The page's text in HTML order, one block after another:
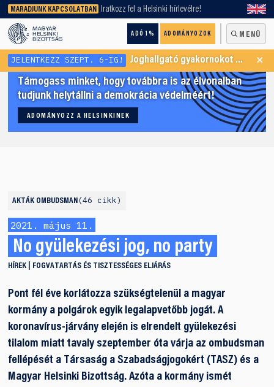
MARADJUNK KAPCSOLATBAN Iratkozz fel a Helsinki hírlevélre!
ADÓ 1% ADOMÁNYOZOK MENÜ
keresőnket!
JELENTKEZZ SZEPT. 6-IG! Joghallgató gyakornokot keresünk Menekültügyi Programunkba ×
Támogass minket, hogy továbbra is az élvonalban
tudjunk helytállni a demokrácia védelméért!
ADOMÁNYOZZ A HELSINKINEK
AKTÁK OMBUDSMAN 46 cikk
2021. május 11.
No gyülekezési jog, no party
HÍREK FOGVATARTÁS ÉS TISZTESSÉGES ELJÁRÁS
Pont fél éve korlátozza szükségtelenül a magyar
kormány a polgárok egyik legalapvetőbb jogát. A
koronavírus-járvány elején is elrendelt gyülekezési
tilalom miatt tavaly szeptember óta várja az ombudsman
fellépését a Társaság a Szabadságjogokért (TASZ) és a
Magyar Helsinki Bizottság. Azóta a kormány ismét